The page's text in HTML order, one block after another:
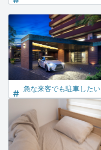
急な来客でも駐車したい